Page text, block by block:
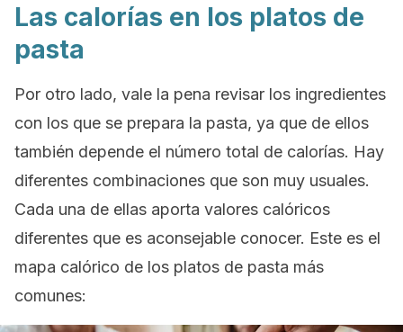
Las calorías en los platos de
pasta
Por otro lado, vale la pena revisar los ingredientes
con los que se prepara la pasta, ya que de ellos
también depende el número total de calorías. Hay
diferentes combinaciones que son muy usuales.
Cada una de ellas aporta valores calóricos
diferentes que es aconsejable conocer. Este es el
mapa calórico de los platos de pasta más
comunes: